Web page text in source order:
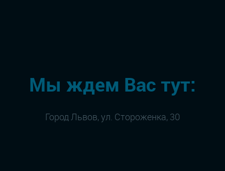
Мы ждем Вас тут:
Город Львов, ул. Стороженка, 30